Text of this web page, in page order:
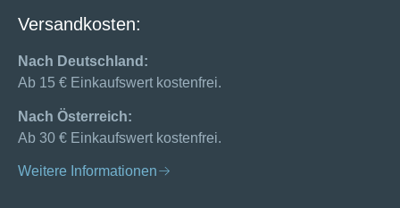
Versandkosten:
Nach Deutschland:
Ab 15 € Einkaufswert kostenfrei.
Nach Österreich:
Ab 30 € Einkaufswert kostenfrei.
Weitere Informationen